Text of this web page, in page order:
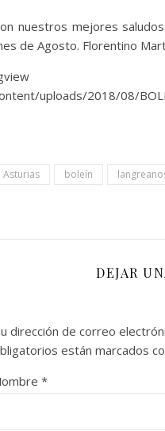
nuestros mejores
de Agosto. Florentino
uploads/2018/08/
Asturias boleín
DEJAR
dirección de correo
están marcados
*